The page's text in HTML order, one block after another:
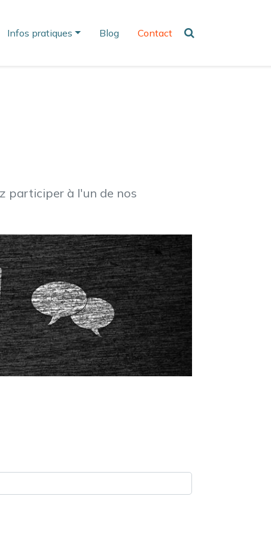
Infos pratiques Blog Contact
participer à l'un de nos